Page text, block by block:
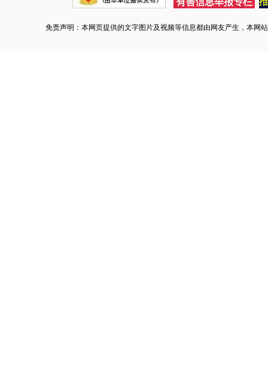
免责声明：本网页提供的文字图片及视频等信息都由网友产生，本网